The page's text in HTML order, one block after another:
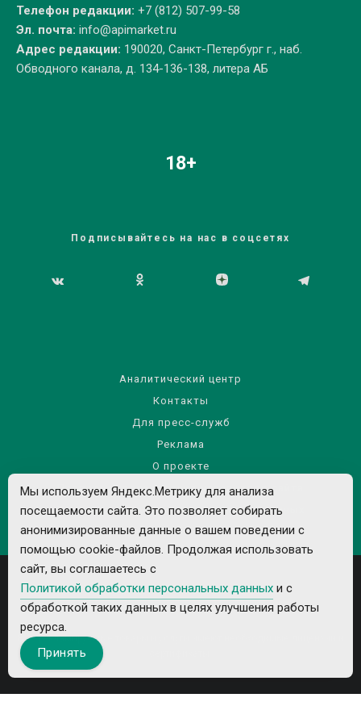
Телефон редакции: +7 (812) 507-99-58
Эл. почта: info@apimarket.ru
Адрес редакции: 190020, Санкт-Петербург г., наб.
Обводного канала, д. 134-136-138, литера АБ
18+
Подписывайтесь на нас в соцсетях
Аналитический центр
Контакты
Для пресс-служб
Реклама
О проекте
Правила использования материалов сайта
Политика обработки персональных данных
Все рекламируемые товары и услуги имеют необходимые лицензии и
Мы используем Яндекс.Метрику для анализа
посещаемости сайта. Это позволяет собирать
анонимизированные данные о вашем поведении с
помощью cookie-файлов. Продолжая использовать
сайт, вы соглашаетесь с
Политикой обработки персональных данных и с
обработкой таких данных в целях улучшения работы
ресурса.
Принять